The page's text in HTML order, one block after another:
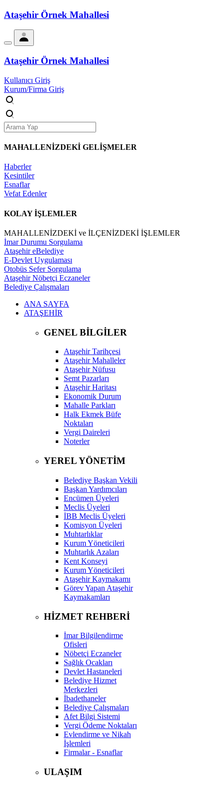
Ataşehir Örnek Mahallesi
Ataşehir Örnek Mahallesi
Kullanıcı Giriş
Kurum/Firma Giriş
MAHALLENİZDEKİ GELİŞMELER
Haberler
Kesintiler
Esnaflar
Vefat Edenler
KOLAY İŞLEMLER
MAHALLENİZDEKİ ve İLÇENİZDEKİ İŞLEMLER
İmar Durumu Sorgulama
Ataşehir eBelediye
E-Devlet Uygulaması
Otobüs Sefer Sorgulama
Ataşehir Nöbetçi Eczaneler
Belediye Çalışmaları
ANA SAYFA
ATAŞEHİR
GENEL BİLGİLER
Ataşehir Tarihçesi
Ataşehir Mahalleler
Ataşehir Nüfusu
Semt Pazarları
Ataşehir Haritası
Ekonomik Durum
Mahalle Parkları
Halk Ekmek Büfe
Noktaları
Vergi Daireleri
Noterler
YEREL YÖNETİM
Belediye Başkan Vekili
Başkan Yardımcıları
Encümen Üyeleri
Meclis Üyeleri
İBB Meclis Üyeleri
Komisyon Üyeleri
Muhtarlıklar
Kurum Yöneticileri
Muhtarlık Azaları
Kent Konseyi
Kurum Yöneticileri
Ataşehir Kaymakamı
Görev Yapan Ataşehir
Kaymakamları
HİZMET REHBERİ
İmar Bilgilendirme
Ofisleri
Nöbetçi Eczaneler
Sağlık Ocakları
Devlet Hastaneleri
Belediye Hizmet
Merkezleri
İbadethaneler
Belediye Çalışmaları
Afet Bilgi Sistemi
Vergi Ödeme Noktaları
Evlendirme ve Nikah
İşlemleri
Firmalar - Esnaflar
ULAŞIM